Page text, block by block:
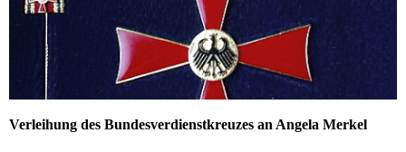
Verleihung des Bundesverdienstkreuzes an Angela Merkel